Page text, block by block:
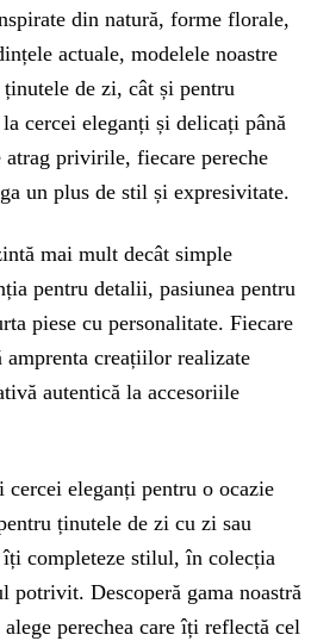
din natură, forme florale,
actuale, modelele noastre
de zi, cât și pentru
cercei eleganți și delicați până
atrag privirile, fiecare pereche
un plus de stil și expresivitate.
mai mult decât simple
pentru detalii, pasiunea pentru
piese cu personalitate. Fiecare
amprenta creațiilor realizate
autentică la accesoriile
eleganți pentru o ocazie
ținutele de zi cu zi sau
completeze stilul, în colecția
potrivit. Descoperă gama noastră
perechea care îți reflectă cel